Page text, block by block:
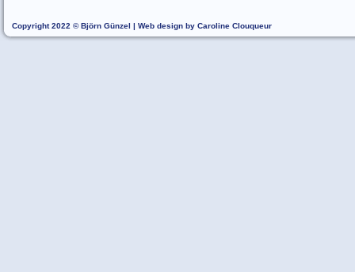
Copyright 2022 © Björn Günzel | Web design by Caroline Clouqueur